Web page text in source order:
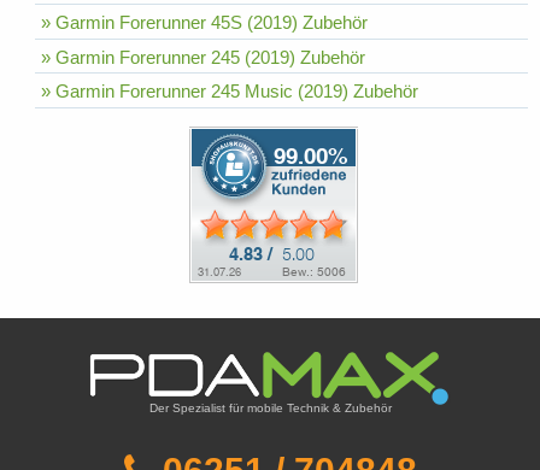
» Garmin Forerunner 45S (2019) Zubehör
» Garmin Forerunner 245 (2019) Zubehör
» Garmin Forerunner 245 Music (2019) Zubehör
Der Spezialist für mobile Technik & Zubehör